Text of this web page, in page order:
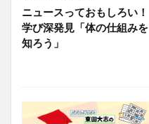
ニュースっておもしろい！
学び深発見「体の仕組みを
知ろう」